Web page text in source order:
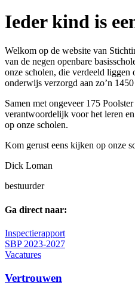
Ieder kind is
Welkom op de website van
van de negen openbare
onze scholen, die verdeeld liggen
onderwijs verzorgd aan zo’n
Samen met ongeveer 175
verantwoordelijk voor het leren
op onze scholen.
Kom gerust eens kijken op onze
Dick Loman
bestuurder
Ga direct naar:
Inspectierapport
SBP 2023-2027
Vacatures
Vertrouwen